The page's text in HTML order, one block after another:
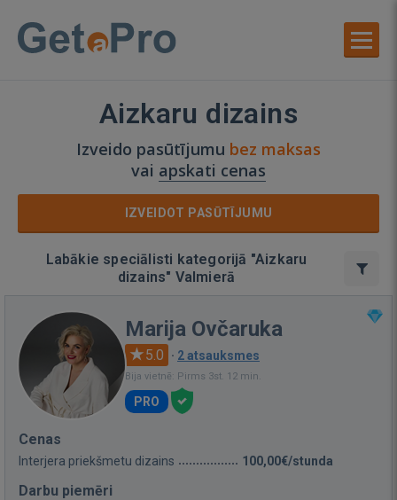
Aizkaru dizains
Izveido pasūtījumu bez maksas
vai apskati cenas
IZVEIDOT PASŪTĪJUMU
Labākie speciālisti kategorijā "Aizkaru
dizains" Valmierā
Marija Ovčaruka
5.0 · 2 atsauksmes
Bija vietnē: Pirms 3st. 12 min.
PRO
Cenas
Interjera priekšmetu dizains 100,00€/stunda
Darbu piemēri